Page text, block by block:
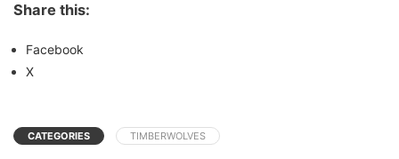
Share this:
Facebook
X
CATEGORIES TIMBERWOLVES